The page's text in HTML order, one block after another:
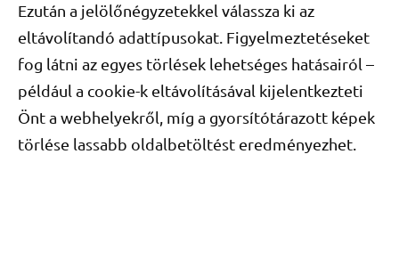
Ezután a jelölőnégyzetekkel válassza ki az
eltávolítandó adattípusokat. Figyelmeztetéseket
fog látni az egyes törlések lehetséges hatásairól –
például a cookie-k eltávolításával kijelentkezteti
Önt a webhelyekről, míg a gyorsítótárazott képek
törlése lassabb oldalbetöltést eredményezhet.